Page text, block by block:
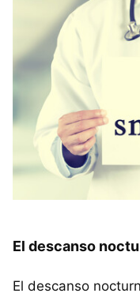
El descanso
El descanso